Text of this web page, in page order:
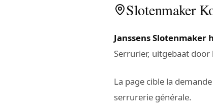
Slotenmaker
Janssens
Serrurier, uitgebaat door
La page cible la
serrurerie générale.